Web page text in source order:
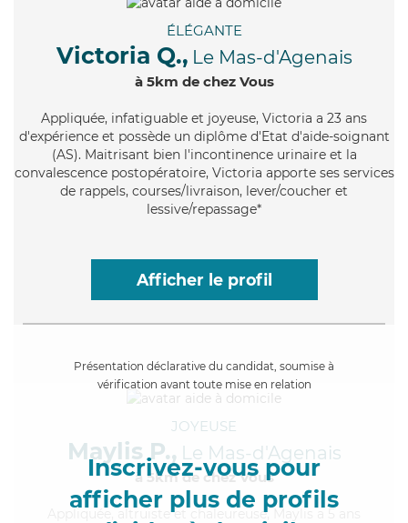
ÉLÉGANTE
Victoria Q., Le Mas-d'Agenais
à 5km de chez Vous
Appliquée, infatiguable et joyeuse, Victoria a 23 ans
d'expérience et possède un diplôme d'Etat d'aide-soignant
(AS). Maitrisant bien l'incontinence urinaire et la
convalescence postopératoire, Victoria apporte ses services
de rappels, courses/livraison, lever/coucher et
lessive/repassage*
Afficher le profil
Présentation déclarative du candidat, soumise à
vérification avant toute mise en relation
Inscrivez-vous pour
afficher plus de profils
JOYEUSE
Maylis P., Le Mas-d'Agenais
à 5km de chez Vous
, altruiste et chaleureuse, Maylis a 5 ans